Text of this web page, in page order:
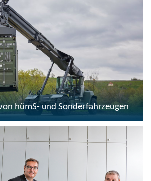
hümS- und Sonderfahrzeugen